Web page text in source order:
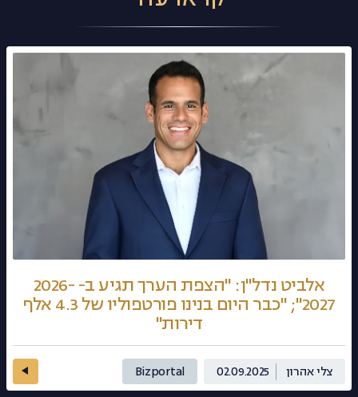
אלביט נדל"ן: "הצפת הערך תגיע ב- 2026-
2027"; "כבר היום בנינו פורטפוליו של 4.3 אלף
דירות"
צלי אהרון 02.09.2025
Bizportal